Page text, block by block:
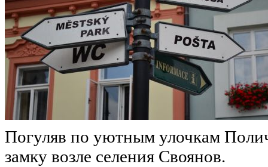
Погуляв по уютным улочкам
замку возле селения Своянов.